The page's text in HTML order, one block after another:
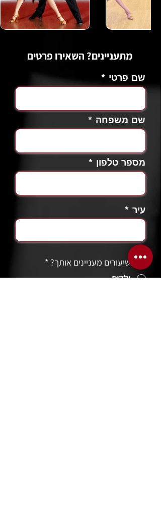
מתעניינים? השאירו פרטים
שם פרטי
שם משפחה
מספר טלפון
עיר
אילו שיעורים מעניינים אותך? *
ילדים